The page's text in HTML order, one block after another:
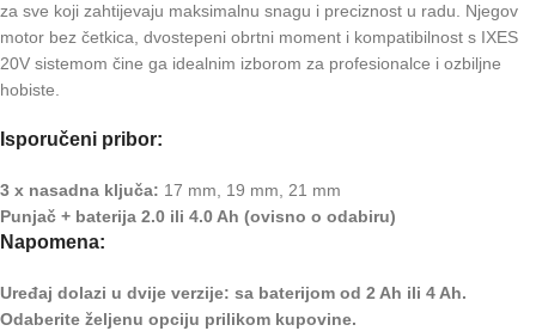
za sve koji zahtijevaju maksimalnu snagu i preciznost u radu. Njegov
motor bez četkica, dvostepeni obrtni moment i kompatibilnost s IXES
20V sistemom čine ga idealnim izborom za profesionalce i ozbiljne
hobiste.
Isporučeni pribor:
3 x nasadna ključa: 17 mm, 19 mm, 21 mm
Punjač + baterija 2.0 ili 4.0 Ah (ovisno o odabiru)
Napomena:
Uređaj dolazi u dvije verzije: sa baterijom od 2 Ah ili 4 Ah.
Odaberite željenu opciju prilikom kupovine.